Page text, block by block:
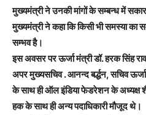
मुख्यमंत्री ने उनकी मांगों के सम्बन्ध में
मुख्यमंत्री ने कहा कि किसी भी समस्या का
सम्भव है।
इस अवसर पर ऊर्जा मंत्री डॉ. हरक सिंह
अपर मुख्यसचिव . आनन्द बर्द्धन, सचिव
के साथ ही ऑल इंडिया फेडरेशन के अध्यक्ष
हक के साथ ही अन्य पदाधिकारी मौजूद थे।